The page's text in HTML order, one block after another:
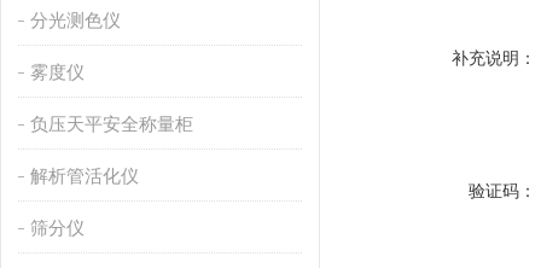
分光测色仪
雾度仪
负压天平安全称量柜
解析管活化仪
筛分仪
补充说明：
验证码：